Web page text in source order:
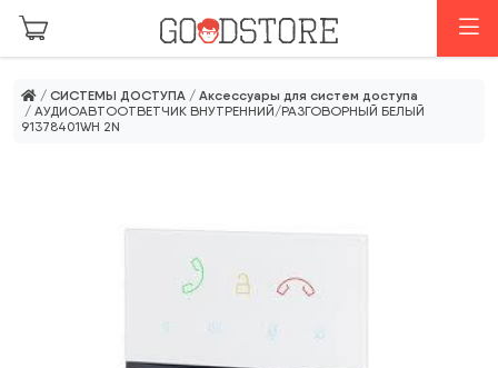
Перейти к основному содержанию
/ СИСТЕМЫ ДОСТУПА / Аксессуары для систем доступа
/ АУДИОАВТООТВЕТЧИК ВНУТРЕННИЙ/РАЗГОВОРНЫЙ БЕЛЫЙ
91378401WH 2N